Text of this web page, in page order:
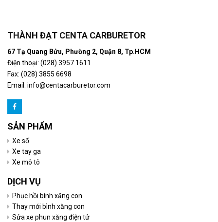
THÀNH ĐẠT CENTA CARBURETOR
67 Tạ Quang Bửu, Phường 2, Quận 8, Tp.HCM
Điện thoại: (028) 3957 1611
Fax: (028) 3855 6698
Email: info@centacarburetor.com
SẢN PHẨM
Xe số
Xe tay ga
Xe mô tô
DỊCH VỤ
Phục hồi bình xăng con
Thay mới bình xăng con
Sửa xe phun xăng điện tử